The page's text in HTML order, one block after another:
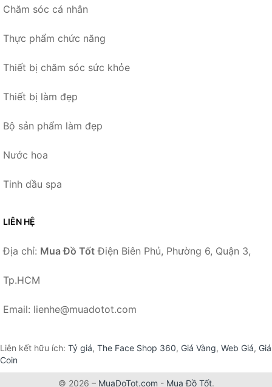
Chăm sóc cá nhân
Thực phẩm chức năng
Thiết bị chăm sóc sức khỏe
Thiết bị làm đẹp
Bộ sản phẩm làm đẹp
Nước hoa
Tinh dầu spa
LIÊN HỆ
Địa chỉ: Mua Đồ Tốt Điện Biên Phủ, Phường 6, Quận 3,
Tp.HCM
Email: lienhe@muadotot.com
Liên kết hữu ích: Tỷ giá, The Face Shop 360, Giá Vàng, Web Giá, Giá
Coin
© 2026 – MuaDoTot.com - Mua Đồ Tốt.